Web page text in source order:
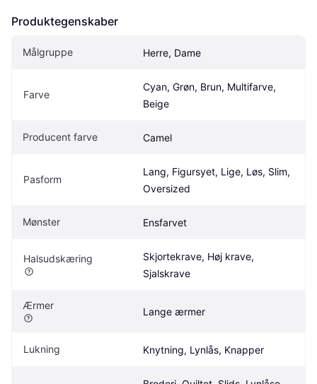
Produktegenskaber
Målgruppe Herre, Dame
Farve
Cyan, Grøn, Brun, Multifarve,
Beige
Producent farve Camel
Pasform
Lang, Figursyet, Lige, Løs, Slim,
Oversized
Mønster Ensfarvet
Halsudskæring
Skjortekrave, Høj krave,
Sjalskrave
Ærmer
Lange ærmer
Lukning Knytning, Lynlås, Knapper